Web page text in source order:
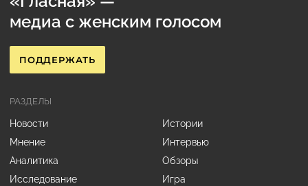
медиа с женским голосом
ПОДДЕРЖАТЬ
РАЗДЕЛЫ
Новости
Истории
Мнение
Интервью
Аналитика
Обзоры
Исследование
Игра